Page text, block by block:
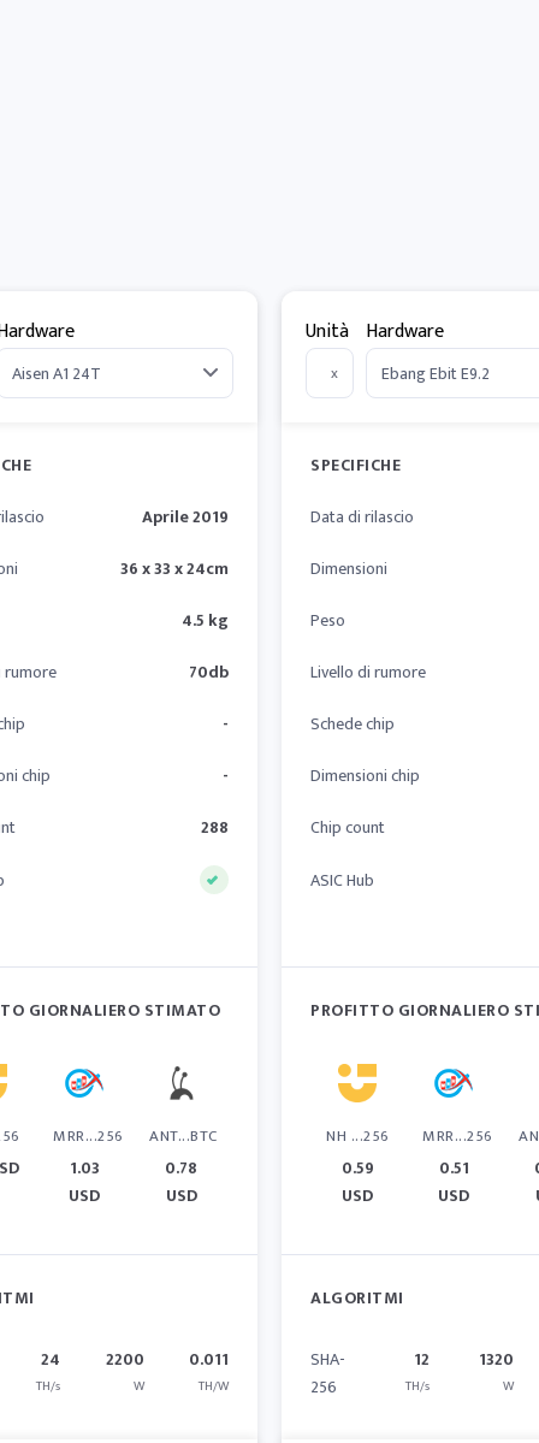
Aprile 2019
36 x 33 x 24cm
4.5 kg
rumore
70db
-
chip
-
288
GIORNALIERO STIMATO
MRR...256
1.03
USD
ANT...BTC
0.78
USD
24
TH/s
2200
W
0.011
TH/W
Unità
x
Hardware
SPECIFICHE
Data di rilascio
Dimensioni
Peso
Livello di rumore
Schede chip
Dimensioni chip
Chip count
ASIC Hub
PROFITTO GIORNALIERO
NH ...256
0.59
USD
MRR...256
0.51
USD
ALGORITMI
SHA-
256
12
TH/s
1320
W